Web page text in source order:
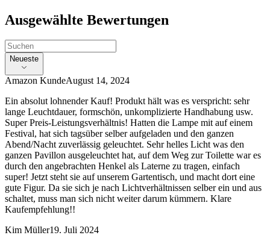
Ausgewählte Bewertungen
Neueste
Amazon KundeAugust 14, 2024
Ein absolut lohnender Kauf! Produkt hält was es verspricht: sehr
lange Leuchtdauer, formschön, unkomplizierte Handhabung usw.
Super Preis-Leistungsverhältnis! Hatten die Lampe mit auf einem
Festival, hat sich tagsüber selber aufgeladen und den ganzen
Abend/Nacht zuverlässig geleuchtet. Sehr helles Licht was den
ganzen Pavillon ausgeleuchtet hat, auf dem Weg zur Toilette war es
durch den angebrachten Henkel als Laterne zu tragen, einfach
super! Jetzt steht sie auf unserem Gartentisch, und macht dort eine
gute Figur. Da sie sich je nach Lichtverhältnissen selber ein und aus
schaltet, muss man sich nicht weiter darum kümmern. Klare
Kaufempfehlung!!
Kim Müller19. Juli 2024